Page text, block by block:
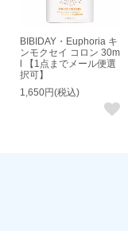
BIBIDAY・Euphoria キ
ンモクセイ コロン 30m
l 【1点までメール便選
択可】
1,650円(税込)